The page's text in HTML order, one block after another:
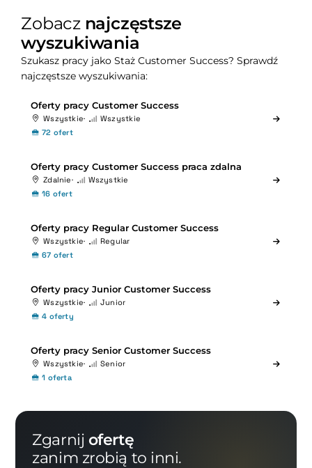
Zobacz najczęstsze
wyszukiwania
Szukasz pracy jako Staż Customer Success? Sprawdź
najczęstsze wyszukiwania:
Oferty pracy Customer Success
Wszystkie
Wszystkie
72 ofert
Oferty pracy Customer Success praca zdalna
Zdalnie
Wszystkie
16 ofert
Oferty pracy Regular Customer Success
Wszystkie
Regular
67 ofert
Oferty pracy Junior Customer Success
Wszystkie
Junior
4 oferty
Oferty pracy Senior Customer Success
Wszystkie
Senior
1 oferta
Zgarnij ofertę
zanim zrobią to inni.